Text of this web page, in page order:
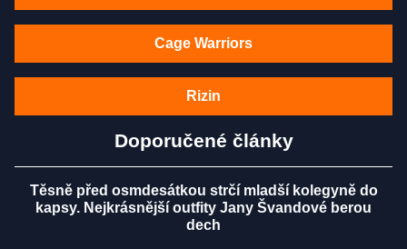
Cage Warriors
Rizin
Doporučené články
Těsně před osmdesátkou strčí mladší kolegyně do
kapsy. Nejkrásnější outfity Jany Švandové berou
dech